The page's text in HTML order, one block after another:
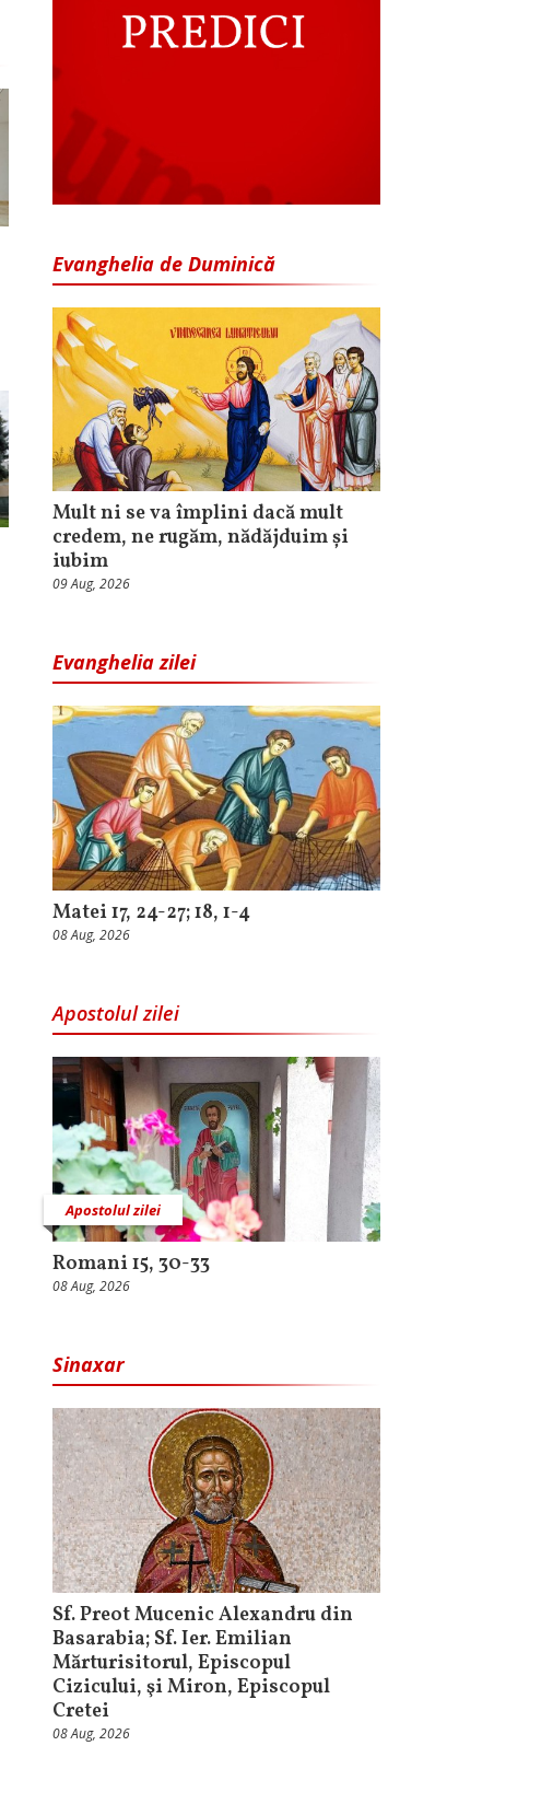
Evanghelia de Duminică
Mult ni se va împlini dacă mult
credem, ne rugăm, nădăjduim și
iubim
09 Aug, 2026
Evanghelia zilei
Matei 17, 24-27; 18, 1-4
08 Aug, 2026
Apostolul zilei
Apostolul zilei
Romani 15, 30-33
08 Aug, 2026
Sinaxar
Sf. Preot Mucenic Alexandru din
Basarabia; Sf. Ier. Emilian
Mărturisitorul, Episcopul
Cizicului, şi Miron, Episcopul
Cretei
08 Aug, 2026